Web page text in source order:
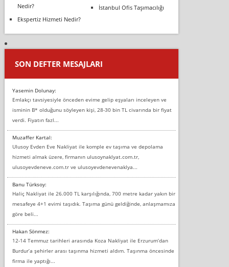
Nedir?
İstanbul Ofis Taşımacılığı
Ekspertiz Hizmeti Nedir?
SON DEFTER MESAJLARI
Yasemin Dolunay:
Emlakçı tavsiyesiyle önceden evime gelip eşyaları inceleyen ve
isminin B* olduğunu söyleyen kişi, 28-30 bin TL civarında bir fiyat
verdi. Fiyatın fazl...
Muzaffer Kartal:
Ulusoy Evden Eve Nakliyat ile komple ev taşıma ve depolama
hizmeti almak üzere, firmanın ulusoynaklyat.com.tr,
ulusoyevdeneve.com.tr ve ulusoyevdenevenaklya...
Banu Türksoy:
Haliç Nakliyat ile 26.000 TL karşılığında, 700 metre kadar yakın bir
mesafeye 4+1 evimi taşıdık. Taşıma günü geldiğinde, anlaşmamıza
göre beli...
Hakan Sönmez:
12-14 Temmuz tarihleri arasında Koza Nakliyat ile Erzurum’dan
Burdur’a şehirler arası taşınma hizmeti aldım. Taşınma öncesinde
firma ile yaptığı...